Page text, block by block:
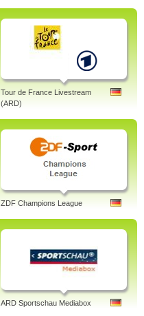
Tour de France Livestream
(ARD)
ZDF Champions League
ARD Sportschau Mediabox